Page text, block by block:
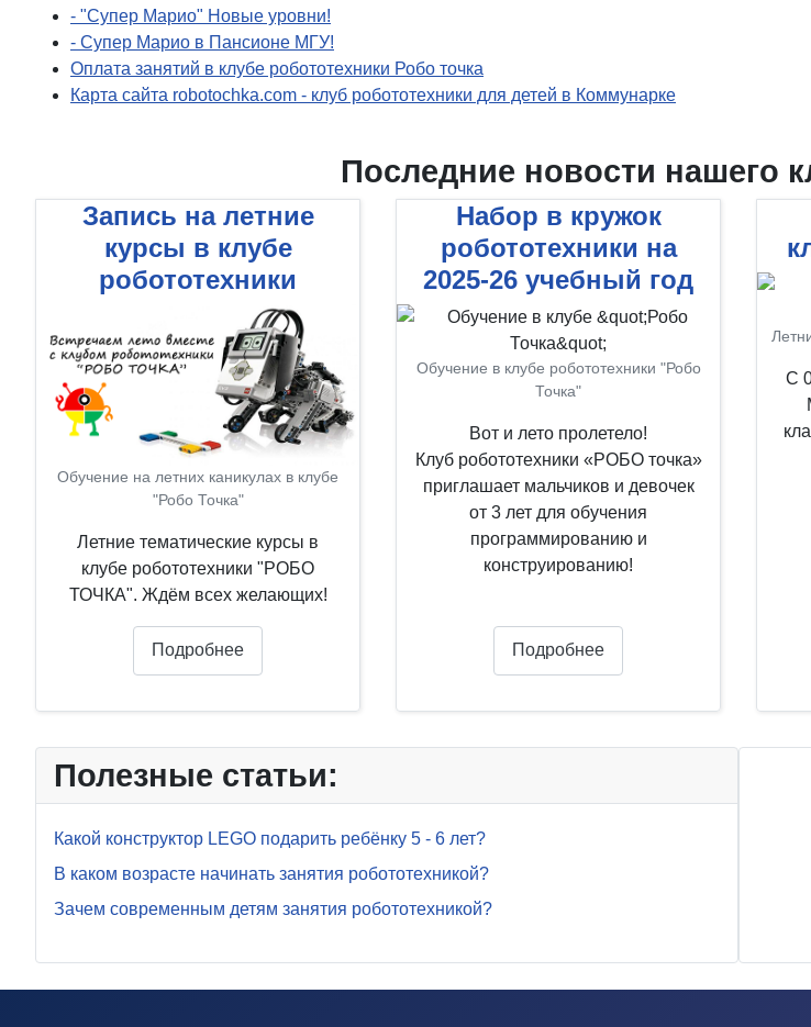
- "Супер Марио" Новые уровни!
- Супер Марио в Пансионе МГУ!
Оплата занятий в клубе робототехники Робо точка
Карта сайта robotochka.com - клуб робототехники для детей в Коммунарке
Последние новости нашего
Запись на летние
курсы в клубе
робототехники
Обучение на летних каникулах в клубе
"Робо Точка"
Летние тематические курсы в
клубе робототехники "РОБО
ТОЧКА". Ждём всех желающих!
Подробнее
Набор в кружок
робототехники на
2025-26 учебный год
Обучение в клубе робототехники "Робо
Точка"
Вот и лето пролетело!
Клуб робототехники «РОБО точка»
приглашает мальчиков и девочек
от 3 лет для обучения
программированию и
конструированию!
Подробнее
С
Полезные статьи:
Какой конструктор LEGO подарить ребёнку 5 - 6 лет?
В каком возрасте начинать занятия робототехникой?
Зачем современным детям занятия робототехникой?